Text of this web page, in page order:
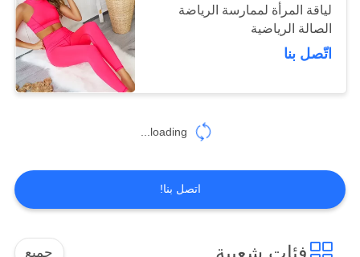
حبل القفز السريع
لياقة المرأة لممارسة الرياضة
الصالة الرياضية
اتّصل بنا
loading...
اتصل بنا!
فئات شعبية جميع